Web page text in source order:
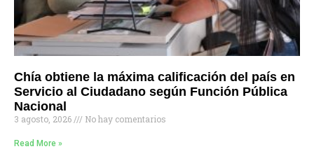
Chía obtiene la máxima calificación del país en
Servicio al Ciudadano según Función Pública
Nacional
3 agosto, 2026 No hay comentarios
Read More »